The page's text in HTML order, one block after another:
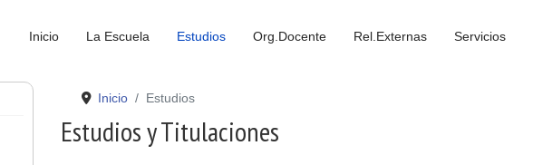
Inicio La Escuela Estudios Org.Docente Rel.Externas Servicios
Inicio Estudios
Estudios y Titulaciones